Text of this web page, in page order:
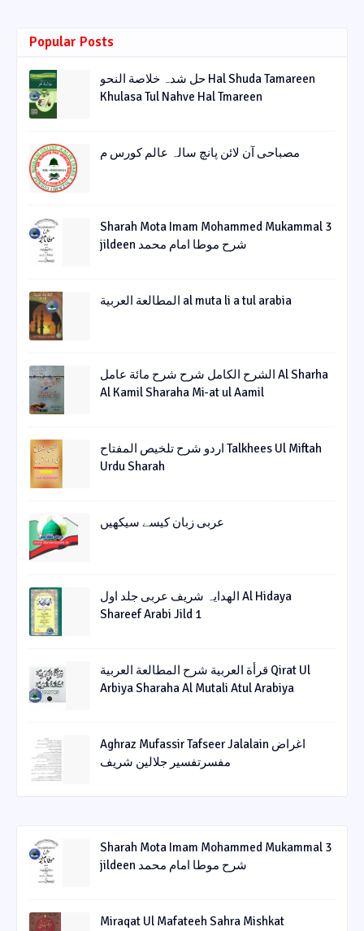
Popular Posts
حل شدہ خلاصة النحو Hal Shuda Tamareen
Khulasa Tul Nahve Hal Tmareen
مصباحی آن لائن پانچ سالہ عالم کورس م
Sharah Mota Imam Mohammed Mukammal 3
jildeen شرح موطا امام محمد
المطالعة العربية al muta li a tul arabia
الشرح الکامل شرح شرح مائة عامل Al Sharha
Al Kamil Sharaha Mi-at ul Aamil
اردو شرح تلخیص المفتاح Talkhees Ul Miftah
Urdu Sharah
عربی زبان کیسے سیکھیں
الھدایہ شریف عربی جلد اول Al Hidaya
Shareef Arabi Jild 1
قرأة العربیة شرح المطالعة العربیة Qirat Ul
Arbiya Sharaha Al Mutali Atul Arabiya
Aghraz Mufassir Tafseer Jalalain اغراض
مفسرتفسیر جلالین شریف
Sharah Mota Imam Mohammed Mukammal 3
jildeen شرح موطا امام محمد
Miraqat Ul Mafateeh Sahra Mishkat